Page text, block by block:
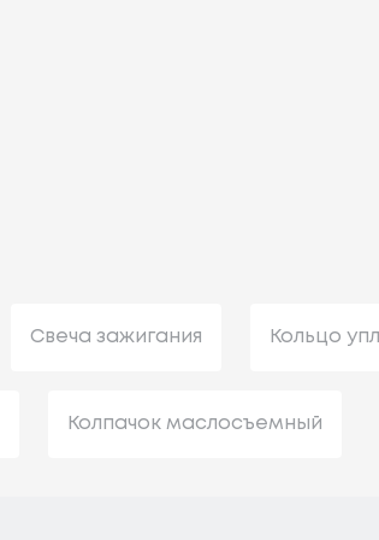
Свеча зажигания Кольцо
Колпачок маслосъемный